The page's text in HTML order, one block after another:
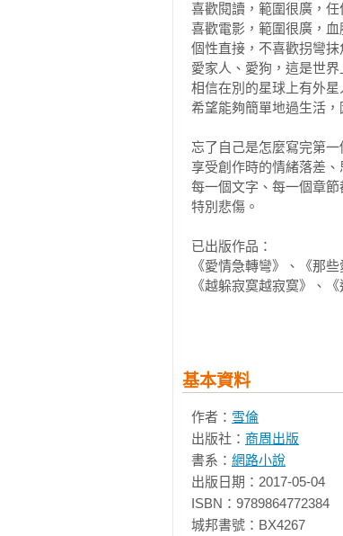
喜歡閱讀，範圍很廣，任
喜歡電影，範圍很廣，血
個性直接，不喜歡拐彎
愛家人、愛狗，這是世界
相信在別的星球上有外
希望能夠簡單地過生活
忘了自己是怎麼寫完第
享受創作時的情緒落差
每一個文字、每一個章
特別悲傷。
已出版作品：
《愛情急轉彎》、《那
《越躲寂寞越寂寞》、
我的孤單》、《不怕，
不是不愛了》、《因為愛
相關著作：《慢慢 慢慢
愛，不必解釋（首刷限
寂寞是你忘了怎麼愛我
的心裡》《若你聽見我
怕，寂寞》《你的背影
《只是……需要愛》《愛
基本資料
作者： 雪倫
出版社： 商周出版
書系： 網路小說
出版日期：2017-05-04
ISBN：9789864772384
城邦書號：BX4267